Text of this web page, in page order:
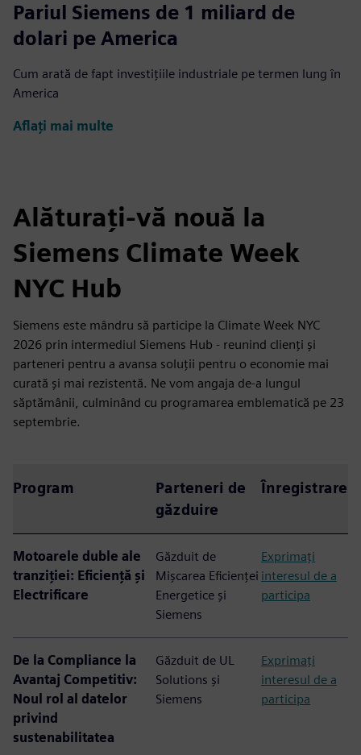
Pariul Siemens de 1 miliard de
dolari pe America
Cum arată de fapt investițiile industriale pe termen lung în
America
Aflați mai multe
Alăturați-vă nouă la
Siemens Climate Week
NYC Hub
Siemens este mândru să participe la Climate Week NYC
2026 prin intermediul Siemens Hub - reunind clienți și
parteneri pentru a avansa soluții pentru o economie mai
curată și mai rezistentă. Ne vom angaja de-a lungul
săptămânii, culminând cu programarea emblematică pe 23
septembrie.
Program
Parteneri de
găzduire
Înregistrare
Motoarele duble ale
tranziției: Eficiență și
Electrificare
Găzduit de
Mișcarea Eficienței
Energetice și
Siemens
Exprimați
interesul de a
participa
De la Compliance la
Avantaj Competitiv:
Noul rol al datelor
privind
sustenabilitatea
Găzduit de UL
Solutions și
Siemens
Exprimați
interesul de a
participa